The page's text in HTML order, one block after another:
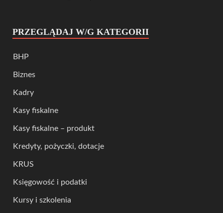
PRZEGLĄDAJ W/G KATEGORII
BHP
Biznes
Kadry
Kasy fiskalne
Kasy fiskalne – produkt
Kredyty, pożyczki, dotacje
KRUS
Księgowość i podatki
Kursy i szkolenia